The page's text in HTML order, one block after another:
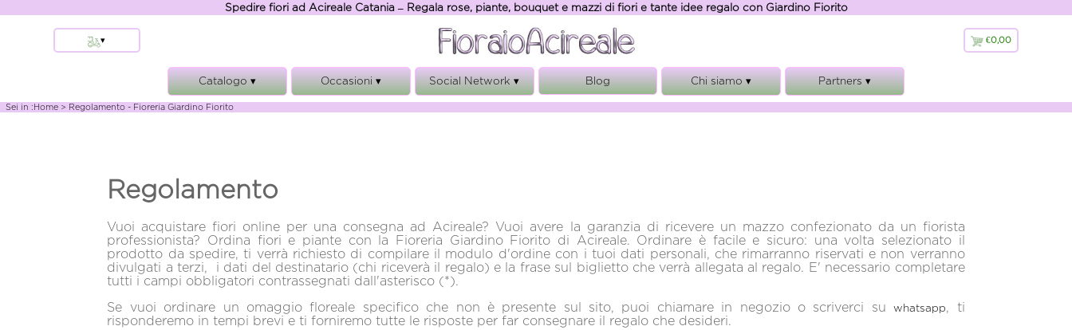
Spedire fiori ad Acireale Catania – Regala rose, piante, bouquet e mazzi di fiori e tante idee regalo con Giardino Fiorito
▾
Acireale
Altre localita'
Aci Catena
Zafferana Etnea
€0,00
€0,00
Catalogo ▾
Composizioni e cesti
Rose
Occasioni ▾ Social Network ▾ Blog Chi siamo ▾ Partners ▾
Sei in :Home > Regolamento - Fioreria Giardino Fiorito
Regolamento
Vuoi acquistare fiori online per una consegna ad Acireale? Vuoi avere la garanzia di ricevere un mazzo confezionato da un fiorista
professionista? Ordina fiori e piante con la Fioreria Giardino Fiorito di Acireale. Ordinare è facile e sicuro: una volta selezionato il
prodotto da spedire, ti verrà richiesto di compilare il modulo d'ordine con i tuoi dati personali, che rimarranno riservati e non verranno
divulgati a terzi, i dati del destinatario (chi riceverà il regalo) e la frase sul biglietto che verrà allegata al regalo. E' necessario completare
tutti i campi obbligatori contrassegnati dall'asterisco (*).
Se vuoi ordinare un omaggio floreale specifico che non è presente sul sito, puoi chiamare in negozio o scriverci suwhatsapp, ti
risponderemo in tempi brevi e ti forniremo tutte le risposte per far consegnare il regalo che desideri.